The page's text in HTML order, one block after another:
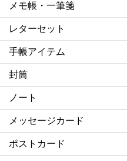
メモ帳・一筆箋
レターセット
手帳アイテム
封筒
ノート
メッセージカード
ポストカード